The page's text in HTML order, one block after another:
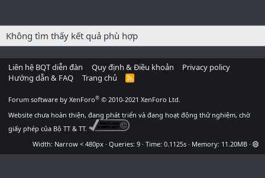
Không tìm thấy kết quả phù hợp
Liên hệ BQT diễn đàn Quy định & Điều khoản
Privacy policy
Hướng dẫn & FAQ
Trang chủ
R
Forum software by XenForo® © 2010-2021 XenForo Ltd.
Website chưa hoàn thiện, đang phát triển và đang hoạt động thử nghiệm, chờ
giấy phép của Bộ TT & TT.
Width
Queries 9 Time 0.1125s Memory 11.20MB